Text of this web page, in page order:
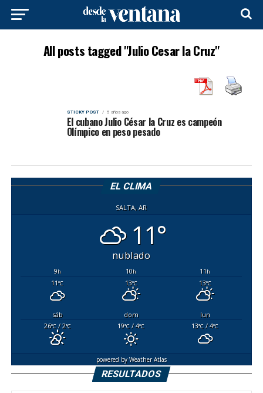
All posts tagged "Julio Cesar la Cruz"
STICKY POST 5 años ago
El cubano Julio César la Cruz es campeón
Olímpico en peso pesado
EL CLIMA
SALTA, AR
11°
nublado
9h 10h 11h
11°C 13°C 13°C
sáb dom
lun
26°C/ 2°C 19°C / 4°C 13°C / 4°C
powered byWeather Atlas
RESULTADOS